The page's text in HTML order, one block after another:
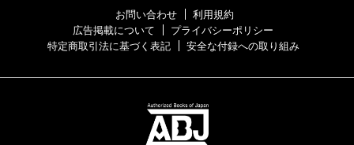
お問い合わせ
利用規約
広告掲載について
プライバシーポリシー
特定商取引法に基づく表記
安全な付録への取り組み